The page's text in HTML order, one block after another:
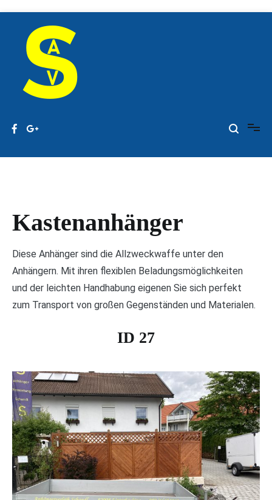
springen
Kastenanhänger
Diese Anhänger sind die Allzweckwaffe unter den
Anhängern. Mit ihren flexiblen Beladungsmöglichkeiten
und der leichten Handhabung eigenen Sie sich perfekt
zum Transport von großen Gegenständen und Materialen.
ID 27